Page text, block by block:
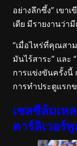
อย่างลึกซึ้ง” เขา
เดีย มีรายงานว่ามี
“เมื่อไหร่ที่คุณสา
มันไร้สาระ” แล
การแข่งขันครั้งนี้
การทำประตูแรก
เชลซีล้มเห
ตาร์ลิเวอร์